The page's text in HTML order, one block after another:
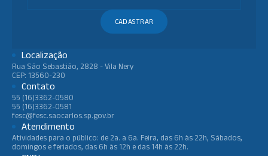
CADASTRAR
Localização
Rua São Sebastião, 2828 - Vila Nery
CEP: 13560-230
Contato
55 (16)3362-0580
55 (16)3362-0581
fesc@fesc.saocarlos.sp.gov.br
Atendimento
Atividades para o público: de 2a. a 6a. Feira, das 6h às 22h, Sábados,
domingos e feriados, das 6h às 12h e das 14h às 22h.